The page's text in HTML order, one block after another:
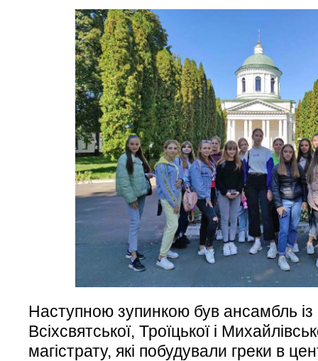
Наступною зупинкою був ансамбль
Всіхсвятської, Троїцької і
магістрату, які побудували греки в